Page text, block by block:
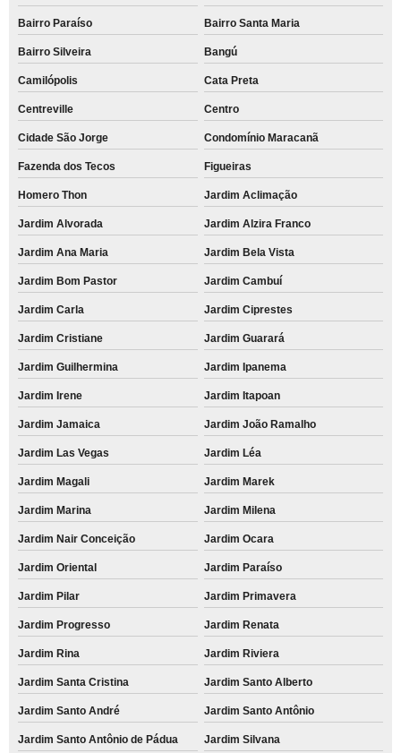
Bairro Paraíso Bairro Santa Maria
Bairro Silveira Bangú
Camilópolis Cata Preta
Centreville Centro
Cidade São Jorge Condomínio Maracanã
Fazenda dos Tecos Figueiras
Homero Thon Jardim Aclimação
Jardim Alvorada Jardim Alzira Franco
Jardim Ana Maria Jardim Bela Vista
Jardim Bom Pastor Jardim Cambuí
Jardim Carla Jardim Ciprestes
Jardim Cristiane Jardim Guarará
Jardim Guilhermina Jardim Ipanema
Jardim Irene Jardim Itapoan
Jardim Jamaica Jardim João Ramalho
Jardim Las Vegas Jardim Léa
Jardim Magali Jardim Marek
Jardim Marina Jardim Milena
Jardim Nair Conceição Jardim Ocara
Jardim Oriental Jardim Paraíso
Jardim Pilar Jardim Primavera
Jardim Progresso Jardim Renata
Jardim Rina Jardim Riviera
Jardim Santa Cristina Jardim Santo Alberto
Jardim Santo André Jardim Santo Antônio
Jardim Santo Antônio de Pádua Jardim Silvana